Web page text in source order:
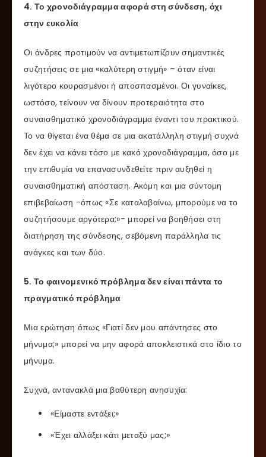
4. Το χρονοδιάγραμμα αφορά στη σύνδεση, όχι
στην ευκολία
Οι άνδρες προτιμούν να αντιμετωπίζουν σημαντικές
συζητήσεις σε μια «καλύτερη στιγμή» – όταν είναι
λιγότερο κουρασμένοι ή αποσπασμένοι. Οι γυναίκες,
ωστόσο, τείνουν να δίνουν προτεραιότητα στο
συναισθηματικό χρονοδιάγραμμα έναντι του πρακτικού.
Το να θίγεται ένα θέμα σε μια ακατάλληλη στιγμή συχνά
δεν έχει να κάνει τόσο με κακό χρονοδιάγραμμα, όσο με
την επιθυμία να επανασυνδεθείτε πριν αυξηθεί η
συναισθηματική απόσταση. Ακόμη και μια σύντομη
επιβεβαίωση -όπως «Σε καταλαβαίνω, μπορούμε να το
συζητήσουμε αργότερα;»- μπορεί να βοηθήσει στη
διατήρηση της σύνδεσης, σεβόμενη παράλληλα τις
ανάγκες και των δύο.
5. Το φαινομενικό πρόβλημα δεν είναι πάντα το
πραγματικό πρόβλημα
Μια ερώτηση όπως «Γιατί δεν μου απάντησες στο
μήνυμα;» μπορεί να μην αφορά αποκλειστικά στο ίδιο το
μήνυμα.
Συχνά, αντανακλά μια βαθύτερη ανησυχία:
«Είμαστε εντάξει;»
«Έχει αλλάξει κάτι μεταξύ μας;»